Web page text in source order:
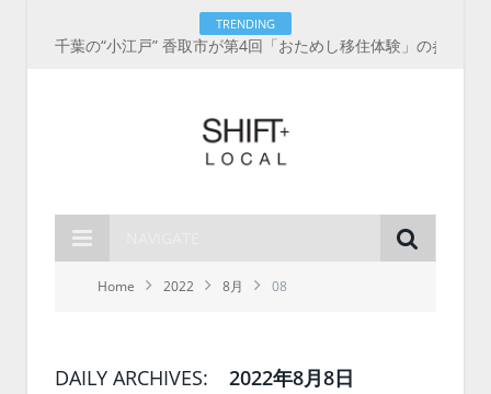
TRENDING
Home 2022 8月 08
DAILY ARCHIVES: 2022年8月8日